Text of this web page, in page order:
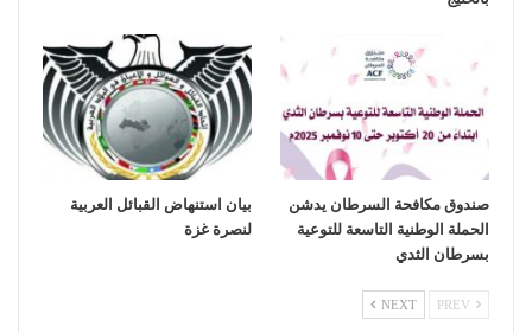
صندوق مكافحة السرطان يدشن
الحملة الوطنية التاسعة للتوعية
بسرطان الثدي
بيان استنهاض القبائل العربية
لنصرة غزة
NEXT